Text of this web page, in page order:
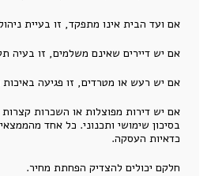
אם ועד הבית אינו מתפקד, זו בעיית
אם יש דיירים שאינם משלמים, זו בעיה
אם יש רעש או מטרדים, זו פגיעה באיכות
אם יש דירות מפוצלות או השכרות קצרות
בסיכון שימושי ותכנוני. כל אחד
כדאיות העסקה.
חלקם יכולים להצדיק הפחתת מחיר.